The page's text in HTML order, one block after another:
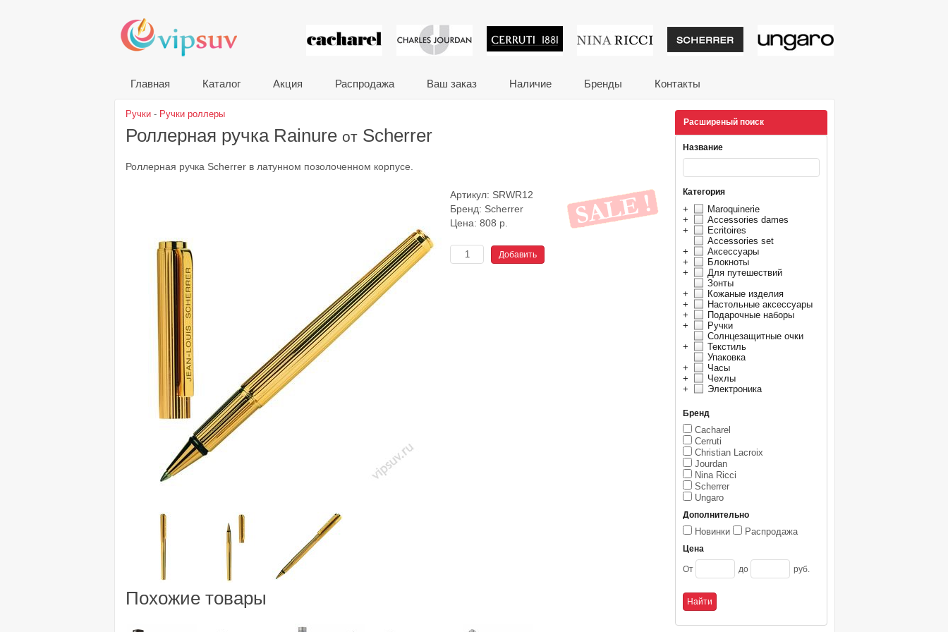
VIP сувениры и корпоративные подарки от
Главная Каталог Акция Распродажа Ваш заказ Наличие Бренды Контакты
Расширеный поиск
Название
Категория
+
Maroquinerie
+
Accessories dames
+
Ecritoires
Accessories set
+
Аксессуары
+
Блокноты
+
Для путешествий
Зонты
+
Кожаные изделия
+
Настольные аксессуары
+
Подарочные наборы
+
Ручки
Солнцезащитные очки
+
Текстиль
Упаковка
+
Часы
+
Чехлы
+
Электроника
Бренд
Cacharel
Cerruti
Christian Lacroix
Jourdan
Nina Ricci
Scherrer
Ungaro
Дополнительно
Новинки Распродажа
Цена
От до руб.
Ручки - Ручки роллеры
Роллерная ручка Rainure от Scherrer
Роллерная ручка Scherrer в латунном позолоченном корпусе.
Артикул: SRWR12
Бренд: Scherrer
Цена: 808 р.
Похожие товары